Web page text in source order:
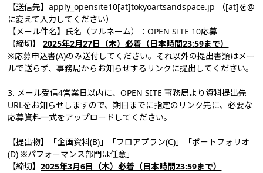
【送信先】apply_opensite10[at]tokyoartsandspace.jp （[at]を@
に変えて入力してください）
【メール件名】氏名（フルネーム）：OPEN SITE 10応募
【締切】2025年2月27日（木）必着（日本時間23:59まで）
※応募申込書(A)のみ送付してください。それ以外の提出書類はメー
ルで送らず、事務局からお知らせするリンクに提出してください。
3. メール受信4営業日以内に、OPEN SITE 事務局より資料提出先
URLをお知らせしますので、期日までに指定のリンク先に、必要な
応募資料一式をアップロードしてください。
【提出物】「企画資料(B)」「フロアプラン(C)」「ポートフォリオ
(D) ※パフォーマンス部門は任意」
【締切】2025年3月6日（木）必着（日本時間23:59まで）